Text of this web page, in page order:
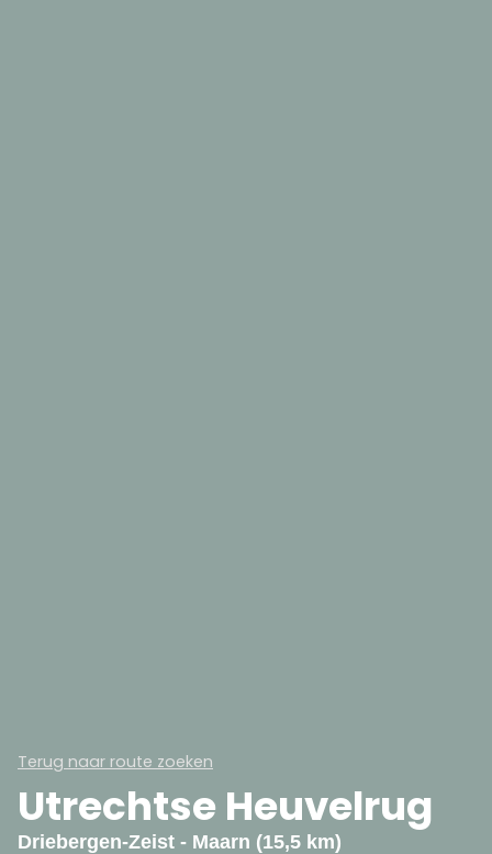
Terug naar route zoeken
Utrechtse Heuvelrug
Driebergen-Zeist - Maarn (15,5 km)